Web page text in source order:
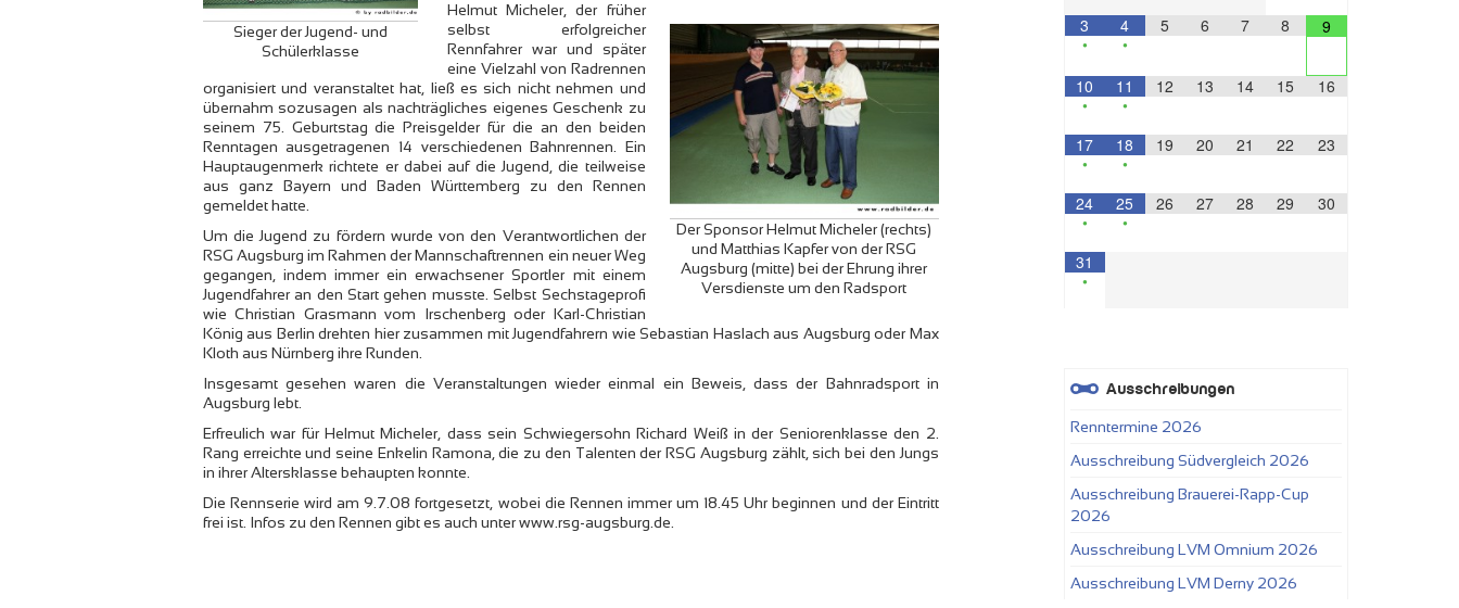
Sieger der Jugend- und
Schülerklasse
Der Sponsor Helmut Micheler (rechts)
und Matthias Kapfer von der RSG
Augsburg (mitte) bei der Ehrung ihrer
Versdienste um den Radsport
Helmut Micheler, der früher
selbst erfolgreicher
Rennfahrer war und später
eine Vielzahl von Radrennen
organisiert und veranstaltet hat, ließ es sich nicht nehmen und
übernahm sozusagen als nachträgliches eigenes Geschenk zu
seinem 75. Geburtstag die Preisgelder für die an den beiden
Renntagen ausgetragenen 14 verschiedenen Bahnrennen. Ein
Hauptaugenmerk richtete er dabei auf die Jugend, die teilweise
aus ganz Bayern und Baden Württemberg zu den Rennen
gemeldet hatte.
Um die Jugend zu fördern wurde von den Verantwortlichen der
RSG Augsburg im Rahmen der Mannschaftrennen ein neuer Weg
gegangen, indem immer ein erwachsener Sportler mit einem
Jugendfahrer an den Start gehen musste. Selbst Sechstageprofi
wie Christian Grasmann vom Irschenberg oder Karl-Christian
König aus Berlin drehten hier zusammen mit Jugendfahrern wie Sebastian Haslach aus Augsburg oder Max
Kloth aus Nürnberg ihre Runden.
Insgesamt gesehen waren die Veranstaltungen wieder einmal ein Beweis, dass der Bahnradsport in
Augsburg lebt.
Erfreulich war für Helmut Micheler, dass sein Schwiegersohn Richard Weiß in der Seniorenklasse den 2.
Rang erreichte und seine Enkelin Ramona, die zu den Talenten der RSG Augsburg zählt, sich bei den Jungs
in ihrer Altersklasse behaupten konnte.
Die Rennserie wird am 9.7.08 fortgesetzt, wobei die Rennen immer um 18.45 Uhr beginnen und der Eintritt
frei ist. Infos zu den Rennen gibt es auch unter www.rsg-augsburg.de.
3
•
4
•
5 6 7 8 9
10
•
11
•
12 13 14 15 16
17
•
18
•
19 20 21 22 23
24
•
25
•
26 27 28 29 30
31
•
Ausschreibungen
Renntermine 2026
Ausschreibung Südvergleich 2026
Ausschreibung Brauerei-Rapp-Cup
2026
Ausschreibung LVM Omnium 2026
Ausschreibung LVM Derny 2026